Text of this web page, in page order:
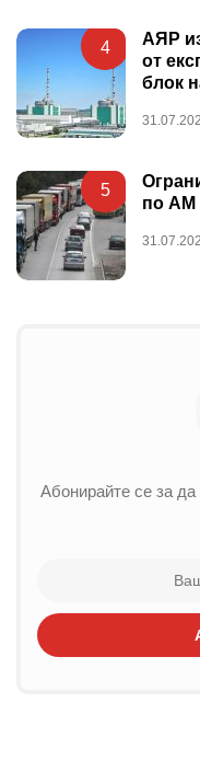
4
АЯР
от
блок
5
по АМ
Абонирайте се за